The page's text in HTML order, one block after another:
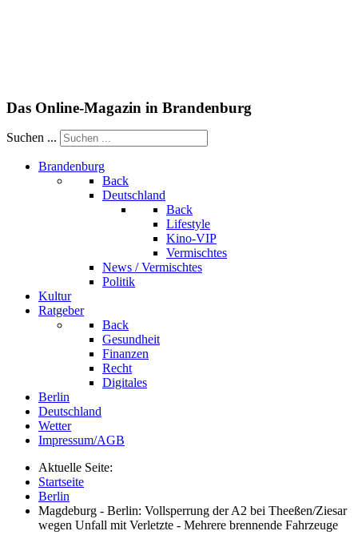
Das Online-Magazin in Brandenburg
Suchen ...
Brandenburg
Back
Deutschland
Back
Lifestyle
Kino-VIP
Vermischtes
News / Vermischtes
Politik
Kultur
Ratgeber
Back
Gesundheit
Finanzen
Recht
Digitales
Berlin
Deutschland
Wetter
Impressum/AGB
Aktuelle Seite:
Startseite
Berlin
Magdeburg - Berlin: Vollsperrung der A2 bei Theeßen/Ziesar
wegen Unfall mit Verletzte - Mehrere brennende Fahrzeuge